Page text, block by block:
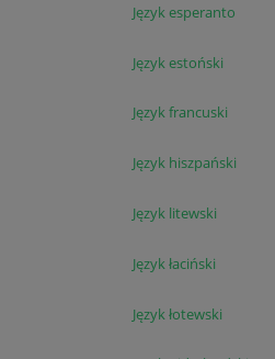
Język esperanto
Język estoński
Język francuski
Język hiszpański
Język litewski
Język łaciński
Język łotewski